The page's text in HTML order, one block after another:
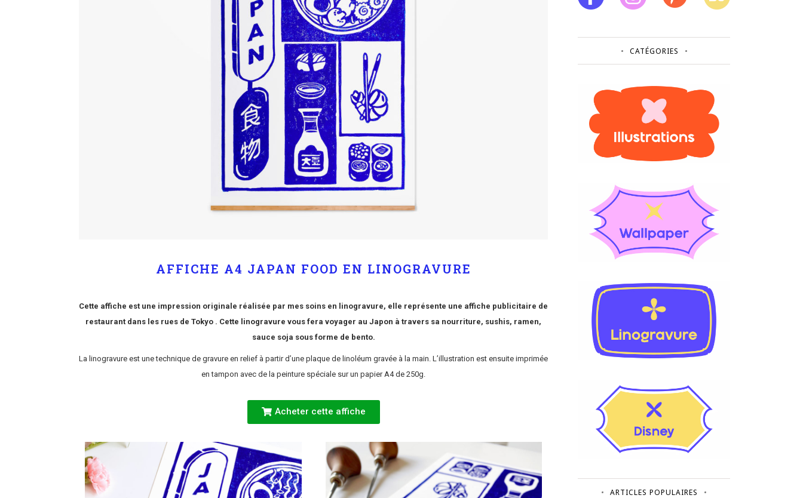
AFFICHE A4 JAPAN FOOD EN LINOGRAVURE
Cette affiche est une impression originale réalisée par mes soins en linogravure, elle représente une affiche publicitaire de
restaurant dans les rues de Tokyo . Cette linogravure vous fera voyager au Japon à travers sa nourriture, sushis, ramen,
sauce soja sous forme de bento.
La linogravure est une technique de gravure en relief à partir d’une plaque de linoléum gravée à la main. L’illustration est ensuite imprimée
en tampon avec de la peinture spéciale sur un papier A4 de 250g.
Acheter cette affiche
CATÉGORIES
ARTICLES POPULAIRES